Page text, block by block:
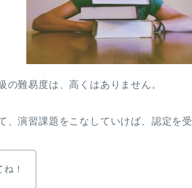
の難易度は、高くはありません。
、演習課題をこなしていけば、認定を
！